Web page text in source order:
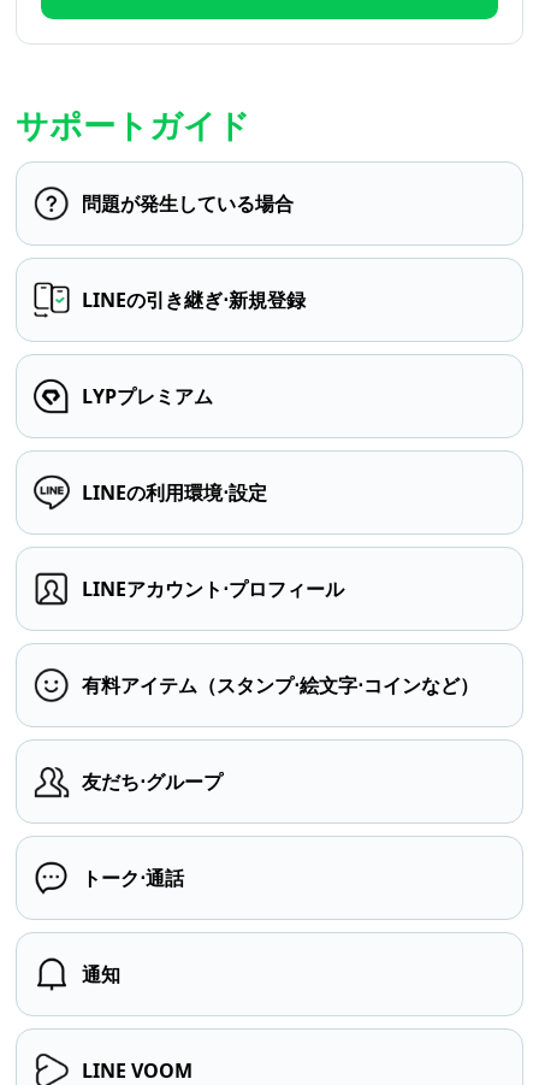
サポートガイド
問題が発生している場合
LINEの引き継ぎ⋅新規登録
LYPプレミアム
LINEの利用環境⋅設定
LINEアカウント⋅プロフィール
有料アイテム（スタンプ⋅絵文字⋅コインなど）
友だち⋅グループ
トーク⋅通話
通知
LINE VOOM